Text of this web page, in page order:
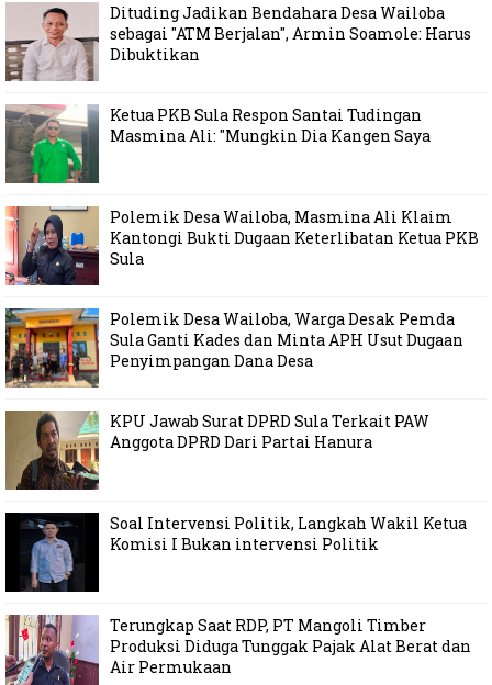
Dituding Jadikan Bendahara Desa Wailoba
sebagai "ATM Berjalan", Armin Soamole: Harus
Dibuktikan
Ketua PKB Sula Respon Santai Tudingan
Masmina Ali: "Mungkin Dia Kangen Saya
Polemik Desa Wailoba, Masmina Ali Klaim
Kantongi Bukti Dugaan Keterlibatan Ketua PKB
Sula
Polemik Desa Wailoba, Warga Desak Pemda
Sula Ganti Kades dan Minta APH Usut Dugaan
Penyimpangan Dana Desa
KPU Jawab Surat DPRD Sula Terkait PAW
Anggota DPRD Dari Partai Hanura
Soal Intervensi Politik, Langkah Wakil Ketua
Komisi I Bukan intervensi Politik
Terungkap Saat RDP, PT Mangoli Timber
Produksi Diduga Tunggak Pajak Alat Berat dan
Air Permukaan